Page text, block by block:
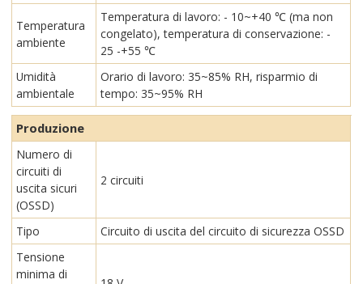
Temperatura
ambiente
Temperatura di lavoro: - 10~+40 ℃ (ma non
congelato), temperatura di conservazione: -
25 -+55 ℃
Umidità
ambientale
Orario di lavoro: 35~85% RH, risparmio di
tempo: 35~95% RH
Produzione
Numero di
circuiti di
uscita sicuri
(OSSD)
2 circuiti
Tipo
Circuito di uscita del circuito di sicurezza OSSD
Tensione
minima di